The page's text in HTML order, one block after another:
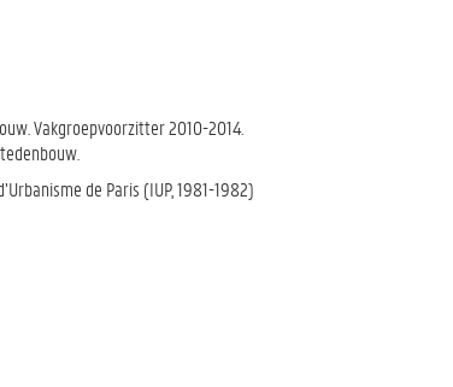
Vakgroepvoorzitter 2010-2014.
de Paris (IUP, 1981-1982)